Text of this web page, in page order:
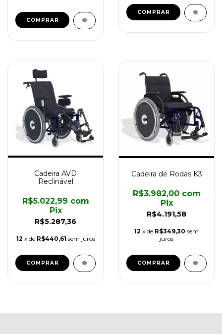
COMPRAR
COMPRAR
Cadeira AVD
Reclinável
R$5.287,36
R$5.022,99 com
Pix
12 x de R$440,61 sem juros
COMPRAR
Cadeira de Rodas K3
R$4.191,58
R$3.982,00 com
Pix
12 x de R$349,30 sem
juros
COMPRAR